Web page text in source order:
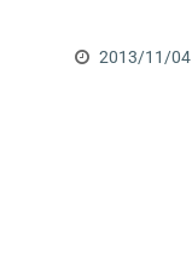
2013/11/04